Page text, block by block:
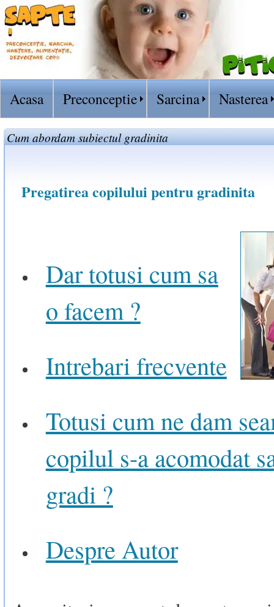
Acasa Preconceptie Sarcina Nasterea
Cum abordam subiectul gradinita
Pregatirea copilului pentru gradinita
Dar totusi cum sa
o facem ?
Intrebari frecvente
Totusi cum ne dam
copilul s-a acomodat
gradi ?
Despre Autor